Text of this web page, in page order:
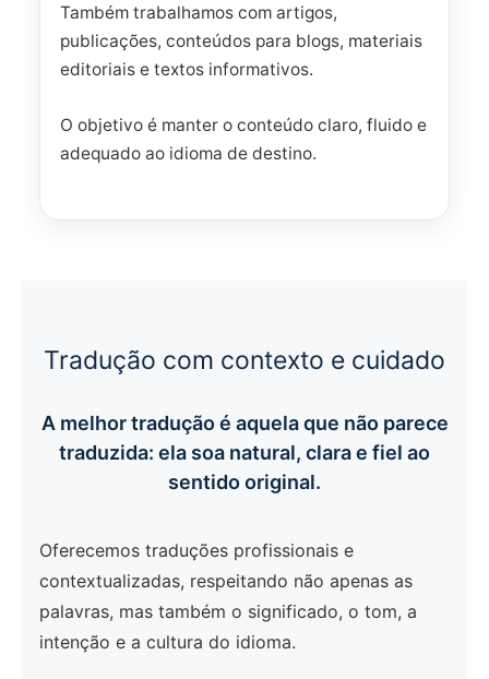
Também trabalhamos com artigos,
publicações, conteúdos para blogs, materiais
editoriais e textos informativos.
O objetivo é manter o conteúdo claro, fluido e
adequado ao idioma de destino.
Tradução com contexto e cuidado
A melhor tradução é aquela que não parece
traduzida: ela soa natural, clara e fiel ao
sentido original.
Oferecemos traduções profissionais e
contextualizadas, respeitando não apenas as
palavras, mas também o significado, o tom, a
intenção e a cultura do idioma.